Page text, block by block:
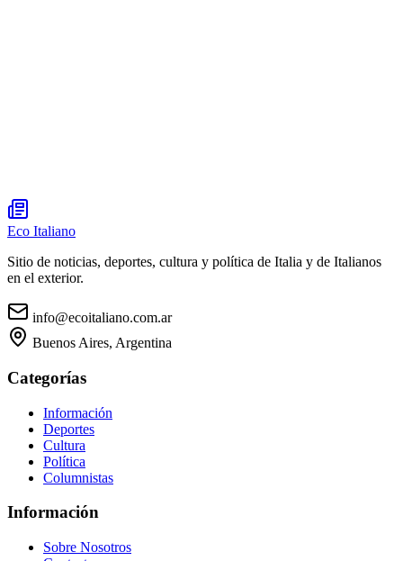
Eco Italiano
Sitio de noticias, deportes, cultura y política de Italia y de Italianos
en el exterior.
info@ecoitaliano.com.ar
Buenos Aires, Argentina
Categorías
Información
Deportes
Cultura
Política
Columnistas
Información
Sobre Nosotros